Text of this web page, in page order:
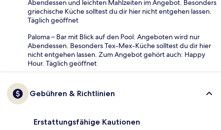
Abendessen und leichten Mahlzeiten im Angebot. Besonders
griechische Küche solltest du dir hier nicht entgehen lassen.
Täglich geöffnet
Paloma – Bar mit Blick auf den Pool. Angeboten wird nur
Abendessen. Besonders Tex-Mex-Küche solltest du dir hier
nicht entgehen lassen. Zum Angebot gehört auch: Happy
Hour. Täglich geöffnet
Gebühren & Richtlinien
Erstattungsfähige Kautionen